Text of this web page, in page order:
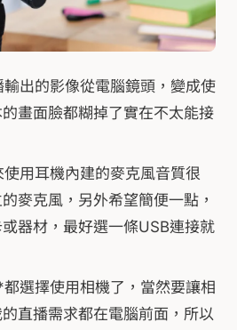
出的影像從電腦鏡頭，變成使
畫面臉都糊掉了實在不太能接
用耳機內建的麥克風音質很
麥克風，另外希望簡便一點，
器材，最好選一條USB連接就
選擇使用相機了，當然要讓相
直播需求都在電腦前面，所以